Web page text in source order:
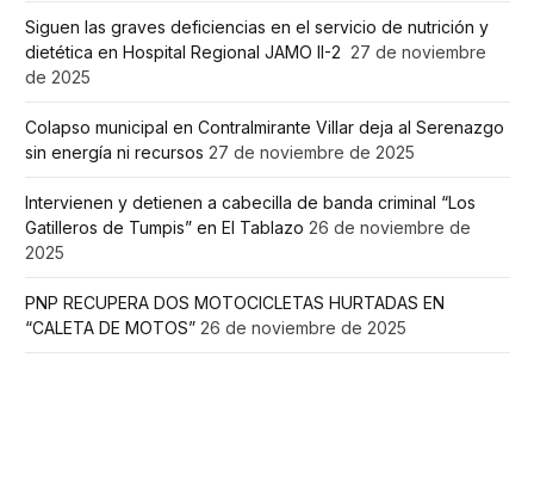
Siguen las graves deficiencias en el servicio de nutrición y
dietética en Hospital Regional JAMO II-2 27 de noviembre
de 2025
Colapso municipal en Contralmirante Villar deja al Serenazgo
sin energía ni recursos 27 de noviembre de 2025
Intervienen y detienen a cabecilla de banda criminal “Los
Gatilleros de Tumpis” en El Tablazo 26 de noviembre de
2025
PNP RECUPERA DOS MOTOCICLETAS HURTADAS EN
“CALETA DE MOTOS” 26 de noviembre de 2025